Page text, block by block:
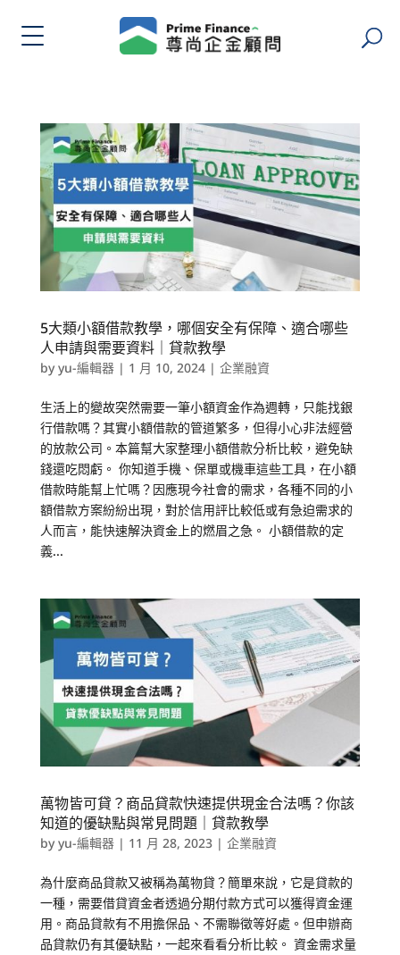
5大類小額借款教學，哪個安全有保障、適合哪些
人申請與需要資料｜貸款教學
byyu-編輯器| 1 月 10, 2024| 企業融資
生活上的變故突然需要一筆小額資金作為週轉，只能找銀
行借款嗎？其實小額借款的管道繁多，但得小心非法經營
的放款公司。本篇幫大家整理小額借款分析比較，避免缺
錢還吃悶虧。 你知道手機、保單或機車這些工具，在小額
借款時能幫上忙嗎？因應現今社會的需求，各種不同的小
額借款方案紛紛出現，對於信用評比較低或有急迫需求的
人而言，能快速解決資金上的燃眉之急。 小額借款的定
義...
萬物皆可貸？商品貸款快速提供現金合法嗎？你該
知道的優缺點與常見問題｜貸款教學
byyu-編輯器| 11 月 28, 2023| 企業融資
為什麼商品貸款又被稱為萬物貸？簡單來說，它是貸款的
一種，需要借貸資金者透過分期付款方式可以獲得資金運
用。商品貸款有不用擔保品、不需聯徵等好處。但申辦商
品貸款仍有其優缺點，一起來看看分析比較。 資金需求量